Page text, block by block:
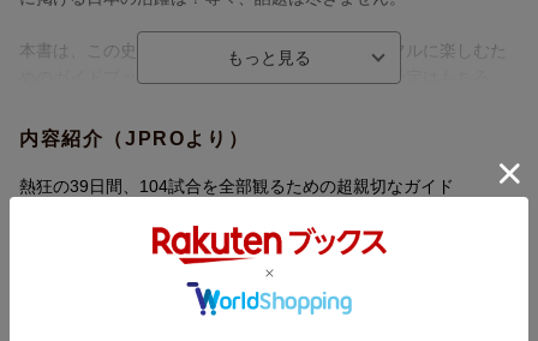
本書は、この史上最大規模 (全104試合) の大会をフルに楽しむた
めのガイドブックです。大会スケジュール、放送予定はもちろ
ヤー、監督紹介、戦術紹介) もたっぷりと。出場予想選手も総勢1
付きの選手名鑑となっており、まさしくテレビ観戦などのお供に
ア）は、最新の「最終登録メンバー」を収録しました。
内容紹介（JPROより）
熱狂の39日間、104試合を全部観るための超親切なガイド
・800人以上の顔写真付きの選手名鑑で選手のことがすぐわかる
・全104試合を唯一ライブ配信するDAZNの協力の下に作成した、
試合スケジュールなどを取り外して持ち運べる綴じこみ付録「小
冊子（観戦ハンドブック）」付き！